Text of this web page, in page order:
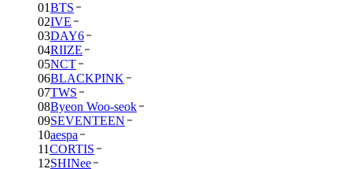
01BTS
02IVE
03DAY6
04RIIZE
05NCT
06BLACKPINK
07TWS
08Byeon Woo-seok
09SEVENTEEN
10aespa
11CORTIS
12SHINee